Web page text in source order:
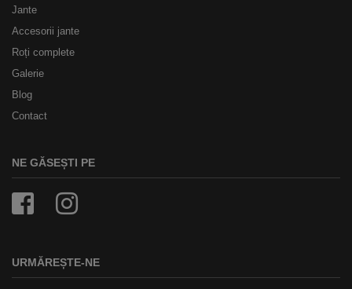
Jante
Accesorii jante
Roți complete
Galerie
Blog
Contact
NE GĂSEȘTI PE
URMĂREȘTE-NE